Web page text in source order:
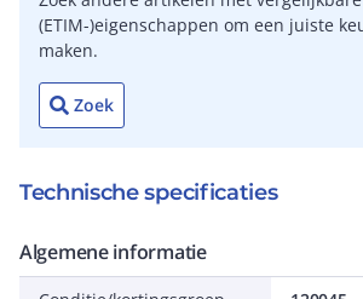
(ETIM-)eigenschappen om een juiste
maken.
Zoek
Technische specificaties
Algemene informatie